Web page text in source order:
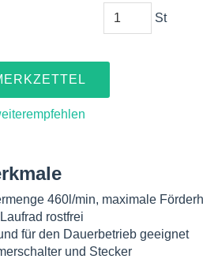
St
460l/min, maximale
rostfrei
für den Dauerbetrieb geeignet
und Stecker